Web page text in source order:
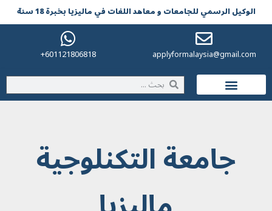
الوکیل الرسمي للجامعات و معاهد اللغات في مالیزیا بخبرة 18 سنة
applyformalaysia@gmail.com
601121806818+
جامعة التكنلوجية